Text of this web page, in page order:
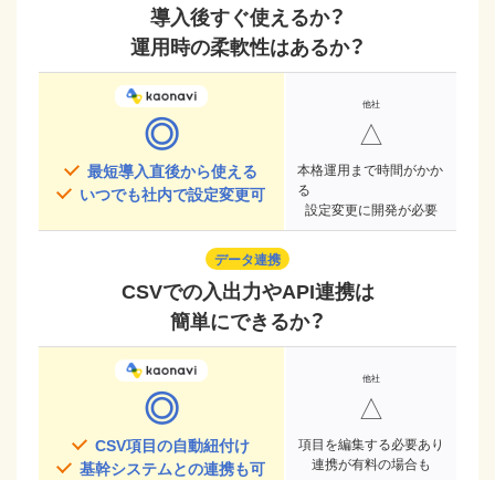
導入後すぐ使えるか？
運用時の柔軟性はあるか？
◎
最短導入直後から使える
いつでも社内で設定変更可
△
本格運用まで時間がかか
る
設定変更に開発が必要
データ連携
CSVでの入出力やAPI連携は
簡単にできるか？
◎
CSV項目の自動紐付け
基幹システムとの連携も可
△
項目を編集する必要あり
連携が有料の場合も